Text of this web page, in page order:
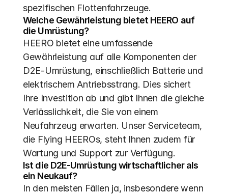
spezifischen Flottenfahrzeuge.
Welche Gewährleistung bietet HEERO auf
die Umrüstung?
HEERO bietet eine umfassende
Gewährleistung auf alle Komponenten der
D2E-Umrüstung, einschließlich Batterie und
elektrischem Antriebsstrang. Dies sichert
Ihre Investition ab und gibt Ihnen die gleiche
Verlässlichkeit, die Sie von einem
Neufahrzeug erwarten. Unser Serviceteam,
die Flying HEEROs, steht Ihnen zudem für
Wartung und Support zur Verfügung.
Ist die D2E-Umrüstung wirtschaftlicher als
ein Neukauf?
In den meisten Fällen ja, insbesondere wenn